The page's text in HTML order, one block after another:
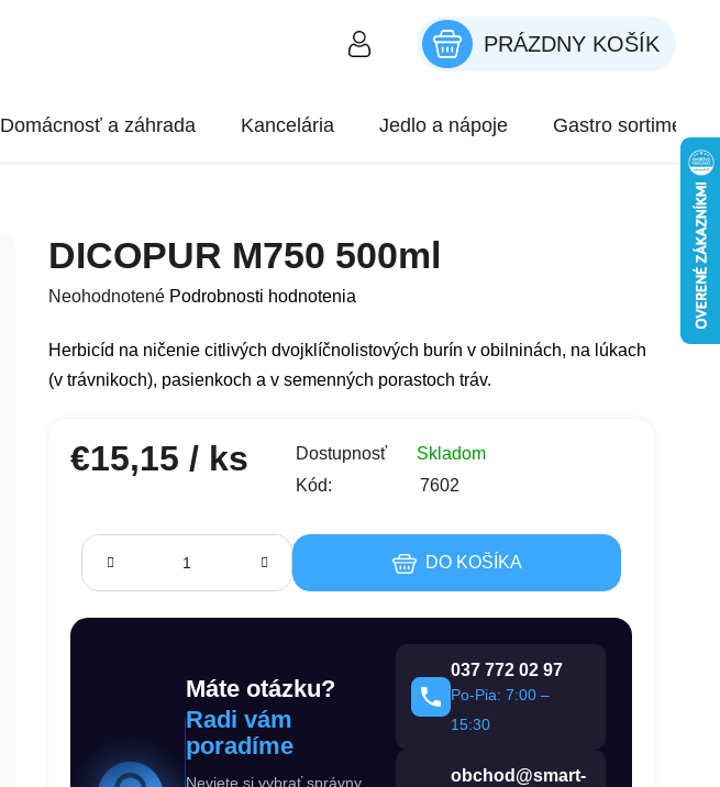
NÁKUPNÝ KOŠÍK
PRÁZDNY KOŠÍK
Domácnosť a záhrada Kancelária Jedlo a nápoje Gastro sortiment
DICOPUR M750 500ml
Priemerné hodnotenie produktu je 0,0 z 5 hviezdičiek.
Neohodnotené Podrobnosti hodnotenia
Herbicíd na ničenie citlivých dvojklíčnolistových burín v obilninách, na lúkach
(v trávnikoch), pasienkoch a v semenných porastoch tráv.
€15,15/ ks Dostupnosť
Skladom
Kód:
7602
DO KOŠÍKA
Máte otázku?
Radi vám
poradíme
Neviete si vybrať správny
037 772 02 97
Po-Pia: 7:00 –
15:30
obchod@smart-